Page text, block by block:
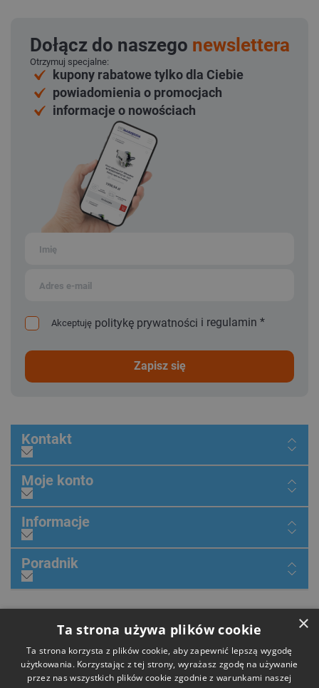
Dołącz do naszego newslettera
Otrzymuj specjalne:
kupony rabatowe tylko dla Ciebie
powiadomienia o promocjach
informacje o nowościach
Akceptuję politykę prywatności i regulamin *
zapisz się
Kontakt
Moje konto
Informacje
Poradnik
Płatności
×
Ta strona używa plików cookie
Ta strona korzysta z plików cookie, aby zapewnić lepszą wygodę
użytkowania. Korzystając z tej strony, wyrażasz zgodę na używanie
przez nas wszystkich plików cookie zgodnie z warunkami naszej